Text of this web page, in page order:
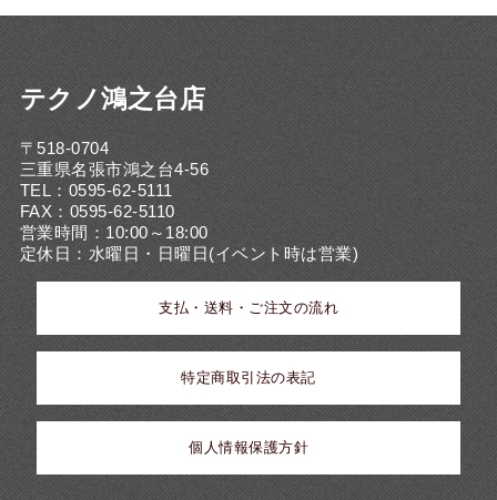
テクノ鴻之台店
〒518-0704
三重県名張市鴻之台4-56
TEL：0595-62-5111
FAX：0595-62-5110
営業時間：10:00～18:00
定休日：水曜日・日曜日(イベント時は営業)
支払・送料・ご注文の流れ
特定商取引法の表記
個人情報保護方針